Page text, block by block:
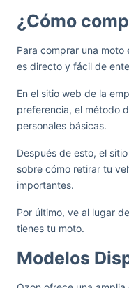
¿Cómo
Para comprar una
es directo y fácil de
En el sitio web de la
preferencia, el método
personales básicas.
Después de esto, el
sobre cómo retirar tu
importantes.
Por último, ve al lugar
tienes tu moto.
Modelos